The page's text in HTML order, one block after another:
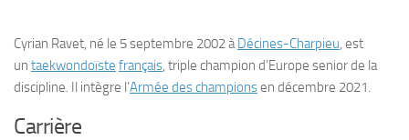
Cyrian Ravet, né le 5 septembre 2002 àDécines-Charpieu, est
un taekwondoïste français, triple champion d’Europe senior de la
discipline. Il intègre l’Armée des championsen décembre 2021.
Carrière